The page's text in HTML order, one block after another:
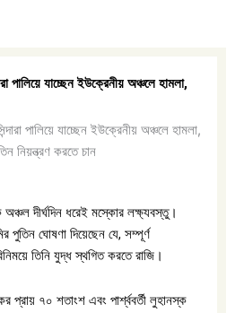
পালিয়ে যাচ্ছেন ইউক্রেনীয় অঞ্চলে হামলা,
অঞ্চল দীর্ঘদিন ধরেই মস্কোর লক্ষ্যবস্তু।
পুতিন ঘোষণা দিয়েছেন যে, সম্পূর্ণ
তিনি যুদ্ধ স্থগিত করতে রাজি।
প্রায় ৭০ শতাংশ এবং পার্শ্ববর্তী লুহানস্ক